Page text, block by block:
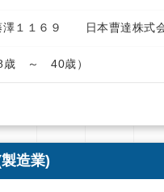
澤１１６９ 日本曹達株式
歳 ～ 40歳）
造業)